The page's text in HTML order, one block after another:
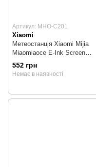
Артикул: MHO-C201
Xiaomi
Метеостанція Xiaomi Mijia
Miaomiaoce E-Ink Screen
Display (MHO-C201)
552 грн
Немає в наявності